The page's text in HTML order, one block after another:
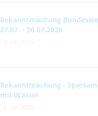
Bekanntmachung
27.07. - 30.07.2026
Bekanntmachung -
mit Wasser